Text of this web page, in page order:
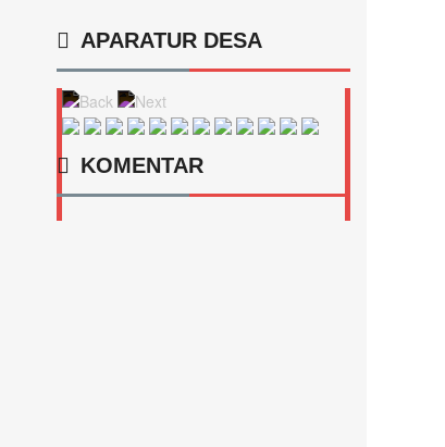
APARATUR DESA
KOMENTAR